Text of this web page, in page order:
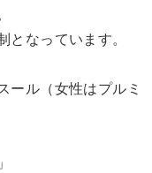
なっています。
ール（女性はプルミ